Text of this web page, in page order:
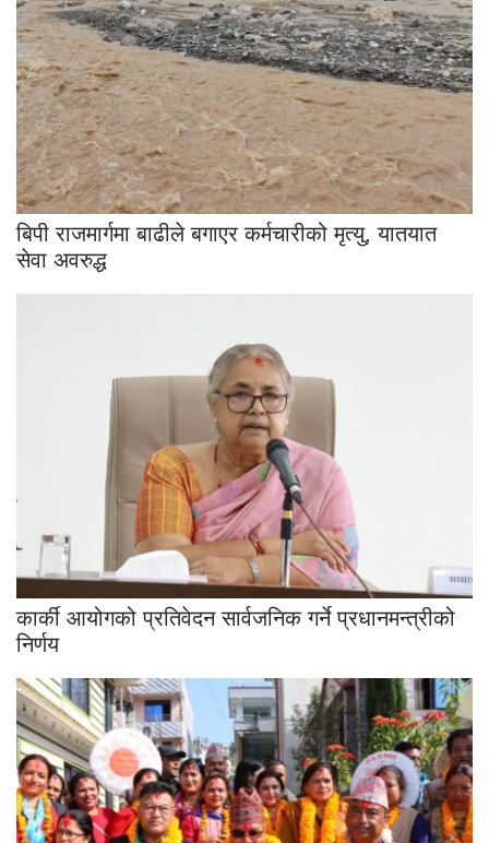
बिपी राजमार्गमा बाढीले बगाएर कर्मचारीको मृत्यु, यातयात
सेवा अवरुद्ध
कार्की आयोगको प्रतिवेदन सार्वजनिक गर्ने प्रधानमन्त्रीको
निर्णय